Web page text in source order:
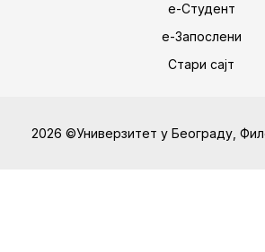
е-Студент
е-Запослени
Стари сајт
2026 ©Универзитет у Београду,